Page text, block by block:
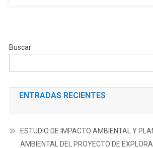
DEL
CERRILLOS
POR
Buscar
ENTRADAS RECIENTES
ESTUDIO DE IMPACTO AMBIENTAL Y
AMBIENTAL DEL PROYECTO DE